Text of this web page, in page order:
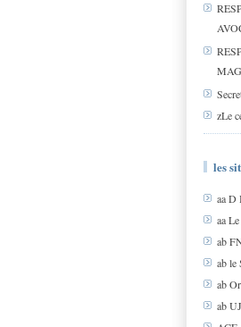
zLe
les
aa D
aa
ab
ab le
ab
ab